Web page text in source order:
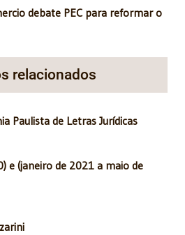
debate PEC para reformar o
relacionados
Paulista de Letras Jurídicas
e (janeiro de 2021 a maio de